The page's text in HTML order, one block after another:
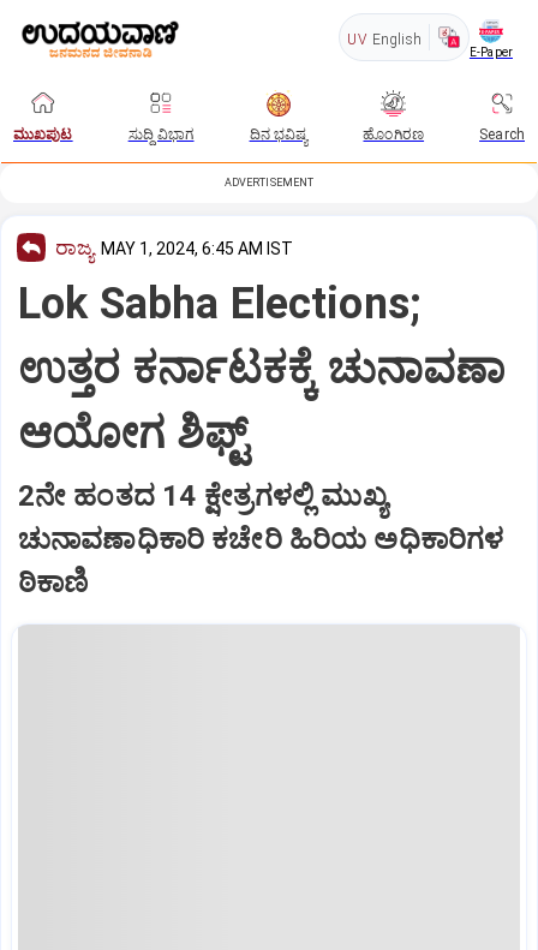
UV English
E-Paper
ಮುಖಪುಟ ಸುದ್ದಿ ವಿಭಾಗ ದಿನ ಭವಿಷ್ಯ ಹೊಂಗಿರಣ Search
ADVERTISEMENT
ರಾಜ್ಯ MAY 1, 2024, 6:45 AM IST
Lok Sabha Elections;
ಉತ್ತರ ಕರ್ನಾಟಕಕ್ಕೆ ಚುನಾವಣಾ
ಆಯೋಗ ಶಿಫ್ಟ್
2ನೇ ಹಂತದ 14 ಕ್ಷೇತ್ರಗಳಲ್ಲಿ ಮುಖ್ಯ
ಚುನಾವಣಾಧಿಕಾರಿ ಕಚೇರಿ ಹಿರಿಯ ಅಧಿಕಾರಿಗಳ
ಠಿಕಾಣಿ